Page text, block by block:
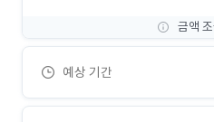
금액
예상 기간